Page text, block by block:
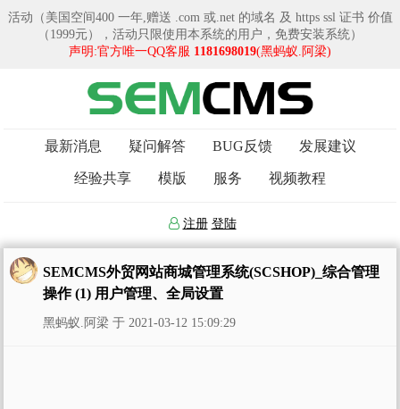
活动（美国空间400 一年,赠送 .com 或.net 的域名 及 https ssl 证书 价值
（1999元），活动只限使用本系统的用户，免费安装系统）
声明:官方唯一QQ客服 1181698019(黑蚂蚁.阿梁)
最新消息 疑问解答 BUG反馈 发展建议
经验共享 模版 服务 视频教程
注册 登陆
SEMCMS外贸网站商城管理系统(SCSHOP)_综合管理
操作 (1) 用户管理、全局设置
黑蚂蚁.阿梁 于 2021-03-12 15:09:29